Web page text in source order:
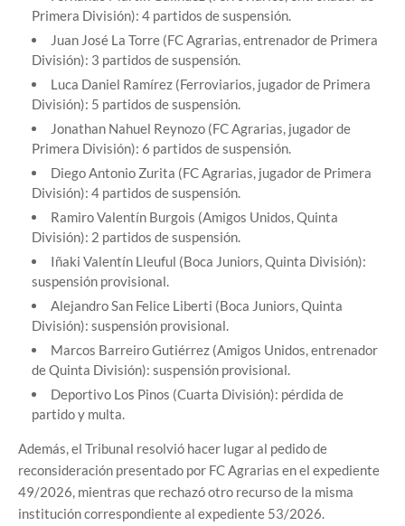
Primera División): 4 partidos de suspensión.
Juan José La Torre (FC Agrarias, entrenador de Primera
División): 3 partidos de suspensión.
Luca Daniel Ramírez (Ferroviarios, jugador de Primera
División): 5 partidos de suspensión.
Jonathan Nahuel Reynozo (FC Agrarias, jugador de
Primera División): 6 partidos de suspensión.
Diego Antonio Zurita (FC Agrarias, jugador de Primera
División): 4 partidos de suspensión.
Ramiro Valentín Burgois (Amigos Unidos, Quinta
División): 2 partidos de suspensión.
Iñaki Valentín Lleuful (Boca Juniors, Quinta División):
suspensión provisional.
Alejandro San Felice Liberti (Boca Juniors, Quinta
División): suspensión provisional.
Marcos Barreiro Gutiérrez (Amigos Unidos, entrenador
de Quinta División): suspensión provisional.
Deportivo Los Pinos (Cuarta División): pérdida de
partido y multa.
Además, el Tribunal resolvió hacer lugar al pedido de
reconsideración presentado por FC Agrarias en el expediente
49/2026, mientras que rechazó otro recurso de la misma
institución correspondiente al expediente 53/2026.